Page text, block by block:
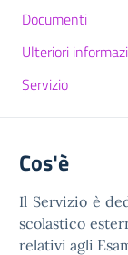
Documenti
Ulteriori
Servizio
Cos'è
Il Servizio è
scolastico
relativi agli